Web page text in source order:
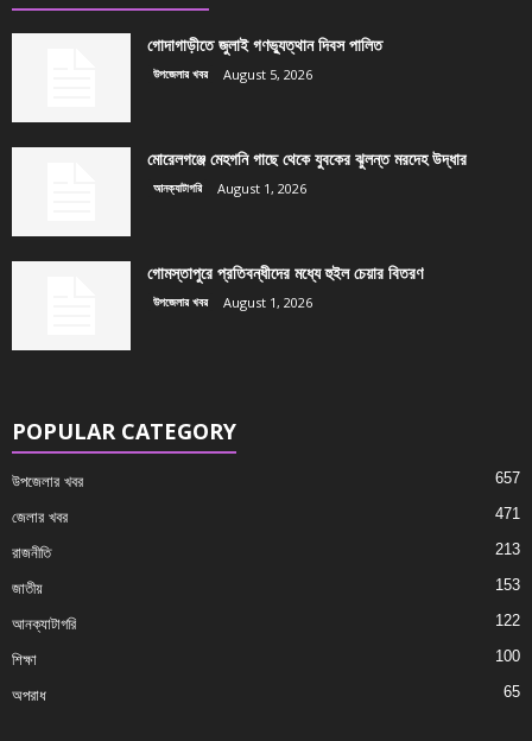
গোদাগাড়ীতে জুলাই গণভ্যুত্থান দিবস পালিত
উপজেলার খবর August 5, 2026
মোরেলগঞ্জে মেহগনি গাছে থেকে যুবকের ঝুলন্ত মরদেহ উদ্ধার
আনক্যাটাগরি August 1, 2026
গোমস্তাপুরে প্রতিবন্ধীদের মধ্যে হুইল চেয়ার বিতরণ
উপজেলার খবর August 1, 2026
POPULAR CATEGORY
উপজেলার খবর 657
জেলার খবর 471
রাজনীতি 213
জাতীয় 153
আনক্যাটাগরি 122
শিক্ষা 100
অপরাধ 65